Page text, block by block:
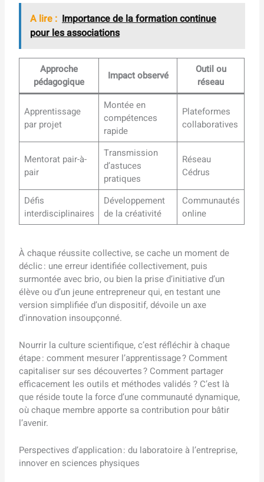
A lire : Importance de la formation continue
pour les associations
Approche
pédagogique
Impact observé
Outil ou
réseau
Apprentissage
par projet
Montée en
compétences
rapide
Plateformes
collaboratives
Mentorat pair-à-
pair
Transmission
d’astuces
pratiques
Réseau
Cédrus
Défis
interdisciplinaires
Développement
de la créativité
Communautés
online
À chaque réussite collective, se cache un moment de
déclic : une erreur identifiée collectivement, puis
surmontée avec brio, ou bien la prise d’initiative d’un
élève ou d’un jeune entrepreneur qui, en testant une
version simplifiée d’un dispositif, dévoile un axe
d’innovation insoupçonné.
Nourrir la culture scientifique, c’est réfléchir à chaque
étape : comment mesurer l’apprentissage ? Comment
capitaliser sur ses découvertes ? Comment partager
efficacement les outils et méthodes validés ? C’est là
que réside toute la force d’une communauté dynamique,
où chaque membre apporte sa contribution pour bâtir
l’avenir.
Perspectives d’application : du laboratoire à l’entreprise,
innover en sciences physiques